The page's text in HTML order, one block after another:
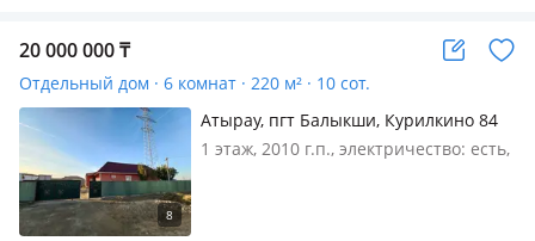
20 000 000₸
Отдельный дом · 6 комнат · 220 м² · 10 сот.
Атырау, пгт Балыкши, Курилкино 84
— Збан магазин арты
1 этаж, 2010 г.п., электричество: есть,